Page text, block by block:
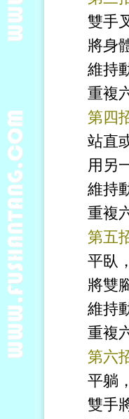
雙手
將身
維持
重複
第四
站直
用另
維持
重複
第五
平臥
將雙
維持
重複
第六
平躺
雙手